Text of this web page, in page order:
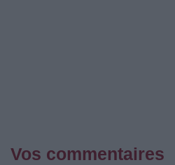
Vos commentaires